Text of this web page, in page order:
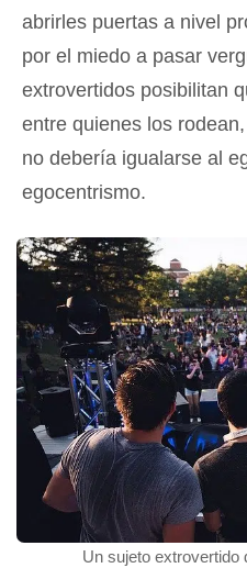
abrirles puertas a nivel
por el miedo a pasar
extrovertidos posibilitan
entre quienes los
no debería igualarse al
egocentrismo.
Un sujeto extrovertido